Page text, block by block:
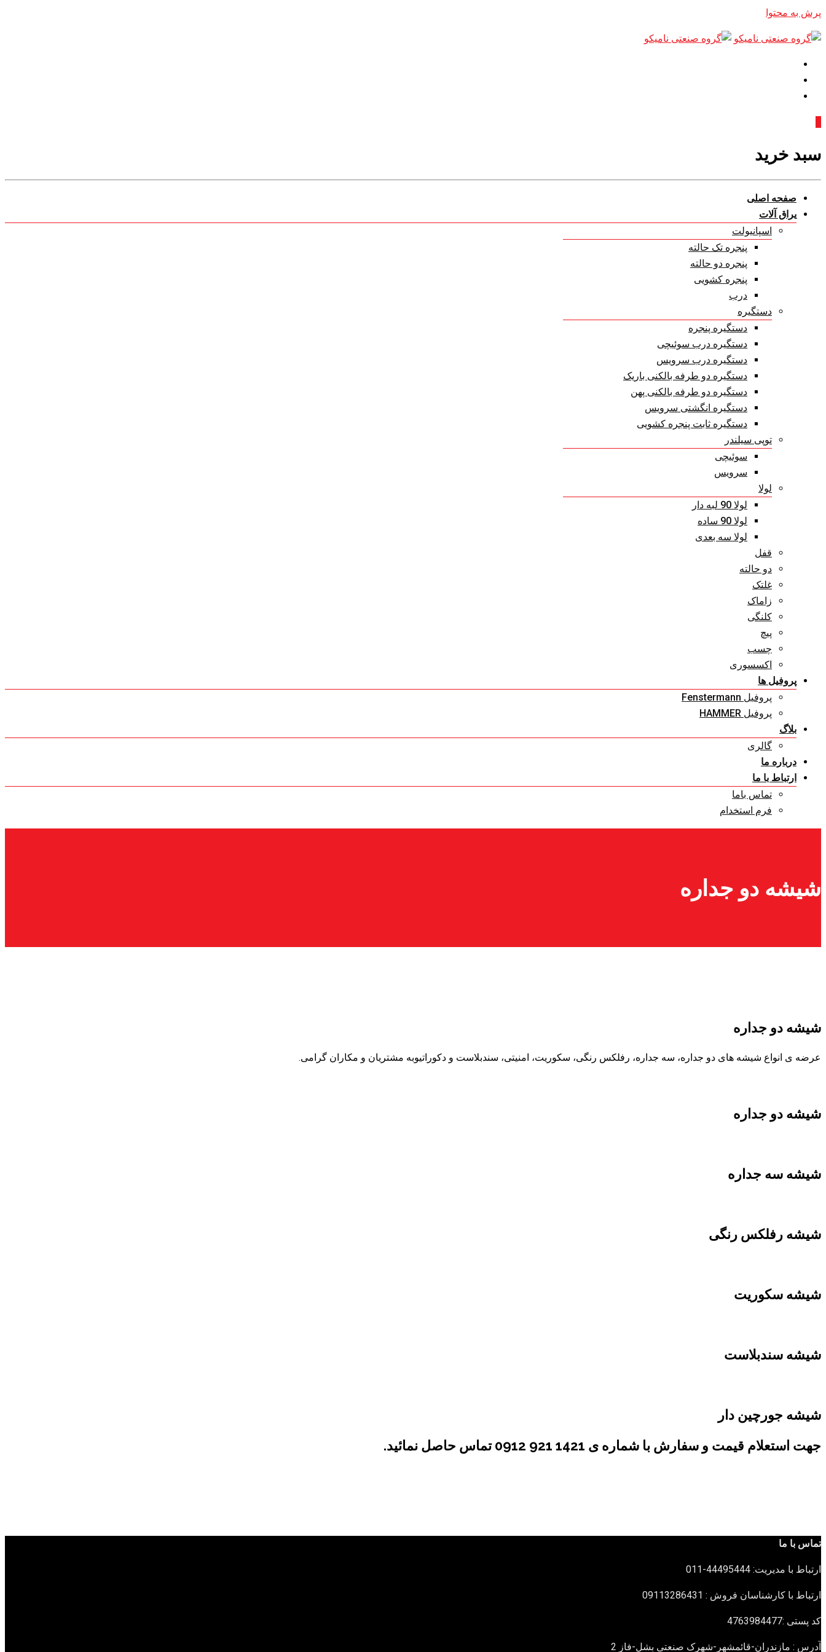
پرش به محتوا
سبد خرید
صفحه اصلی
یراق آلات
اسپانیولت
پنجره تک حالته
پنجره دو حالته
پنجره کشویی
درب
دستگیره
دستگیره پنجره
دستگیره درب سوئیچی
دستگیره درب سرویس
دستگیره دو طرفه بالکنی باریک
دستگیره دو طرفه بالکنی پهن
دستگیره انگشتی سرویس
دستگیره ثابت پنجره کشویی
توپی سیلندر
سوئیچی
سرویس
لولا
لولا 90 لبه دار
لولا 90 ساده
لولا سه بعدی
قفل
دو حالته
غلتک
زاماک
کلنگی
پیچ
چسب
اکسسوری
پروفیل ها
پروفیل Fenstermann
پروفیل HAMMER
بلاگ
گالری
درباره ما
ارتباط با ما
تماس باما
فرم استخدام
شیشه دو جداره
شیشه دو جداره
عرضه ی انواع شیشه های دو جداره، سه جداره، رفلکس رنگی، سکوریت، امنیتی، سندبلاست و دکوراتیوبه مشتریان و مکاران گرامی.
شیشه دو جداره
شیشه سه جداره
شیشه رفلکس رنگی
شیشه سکوریت
شیشه سندبلاست
شیشه جورچین دار
جهت استعلام قیمت و سفارش با شماره ی 1421 921 0912 تماس حاصل نمائید.
تماس با ما
ارتباط با مدیریت: 44495444-011
ارتباط با کارشناسان فروش : 09113286431
کد پستی :4763984477
آدرس : مازندران-قائمشهر-شهرک صنعتی بشل-فاز 2